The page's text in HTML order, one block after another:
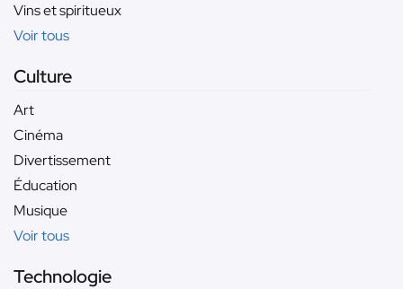
Vins et spiritueux
Voir tous
Culture
Art
Cinéma
Divertissement
Éducation
Musique
Voir tous
Technologie